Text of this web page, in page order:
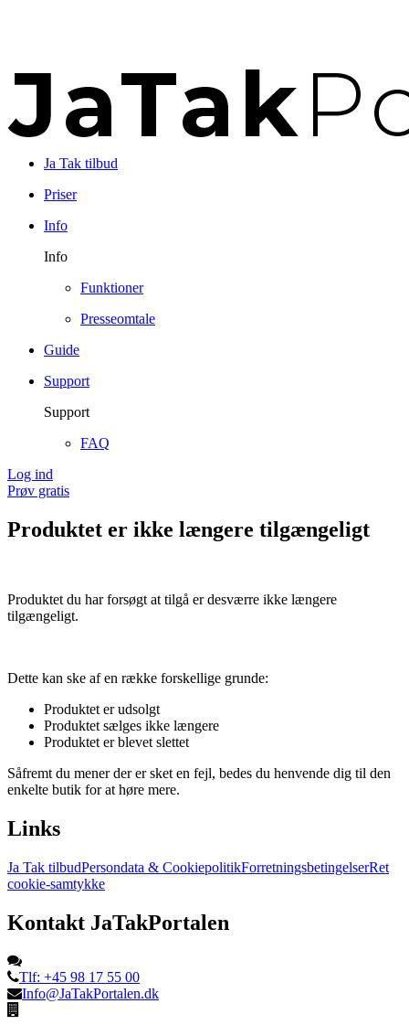
Ja Tak tilbud
Priser
Info
Info
Funktioner
Presseomtale
Guide
Support
Support
FAQ
Log ind
Prøv gratis
Produktet er ikke længere tilgængeligt
Produktet du har forsøgt at tilgå er desværre ikke længere
tilgængeligt.
Dette kan ske af en række forskellige grunde:
Produktet er udsolgt
Produktet sælges ikke længere
Produktet er blevet slettet
Såfremt du mener der er sket en fejl, bedes du henvende dig til den
enkelte butik for at høre mere.
Links
Ja Tak tilbudPersondata & CookiepolitikForretningsbetingelserRet
cookie-samtykke
Kontakt JaTakPortalen
Tlf: +45 98 17 55 00
Info@JaTakPortalen.dk